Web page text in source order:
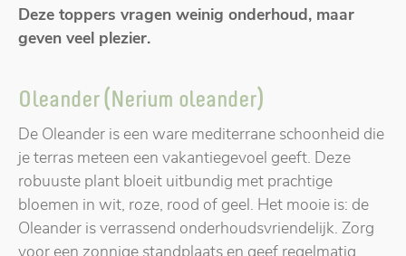
Deze toppers vragen weinig onderhoud, maar
geven veel plezier.
Oleander (Nerium oleander)
De Oleander is een ware mediterrane schoonheid die
je terras meteen een vakantiegevoel geeft. Deze
robuuste plant bloeit uitbundig met prachtige
bloemen in wit, roze, rood of geel. Het mooie is: de
Oleander is verrassend onderhoudsvriendelijk. Zorg
voor een zonnige standplaats en geef regelmatig